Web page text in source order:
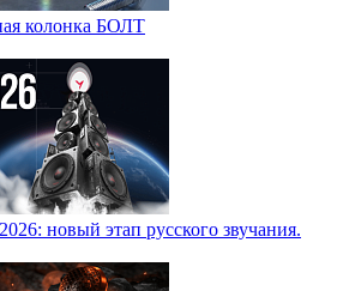
колонка БОЛТ
новый этап русского звучания.